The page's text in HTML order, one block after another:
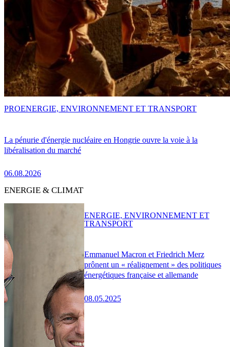
La pénurie d'énergie nucléaire en Hongrie ouvre la voie à la
libéralisation du marché
06.08.2026
PROENERGIE, ENVIRONNEMENT ET TRANSPORT
ENERGIE & CLIMAT
Emmanuel Macron et Friedrich Merz
prônent un « réalignement » des politiques
énergétiques française et allemande
08.05.2025
ENERGIE, ENVIRONNEMENT ET
TRANSPORT